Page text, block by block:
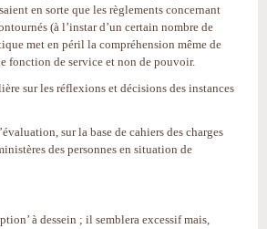
en sorte que les règlements concernant
(à l’instar d’un certain nombre de
met en péril la compréhension même de
fonction de service et non de pouvoir.
sur les réflexions et décisions des instances
sur la base de cahiers des charges
des personnes en situation de
à dessein ; il semblera excessif mais,